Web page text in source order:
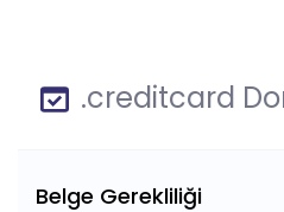
.creditcard
Belge Gerekliliği